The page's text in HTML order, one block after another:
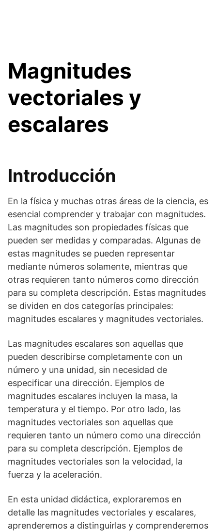
Magnitudes
vectoriales y
escalares
Introducción
En la física y muchas otras áreas de la ciencia, es
esencial comprender y trabajar con magnitudes.
Las magnitudes son propiedades físicas que
pueden ser medidas y comparadas. Algunas de
estas magnitudes se pueden representar
mediante números solamente, mientras que
otras requieren tanto números como dirección
para su completa descripción. Estas magnitudes
se dividen en dos categorías principales:
magnitudes escalares y magnitudes vectoriales.
Las magnitudes escalares son aquellas que
pueden describirse completamente con un
número y una unidad, sin necesidad de
especificar una dirección. Ejemplos de
magnitudes escalares incluyen la masa, la
temperatura y el tiempo. Por otro lado, las
magnitudes vectoriales son aquellas que
requieren tanto un número como una dirección
para su completa descripción. Ejemplos de
magnitudes vectoriales son la velocidad, la
fuerza y la aceleración.
En esta unidad didáctica, exploraremos en
detalle las magnitudes vectoriales y escalares,
aprenderemos a distinguirlas y comprenderemos